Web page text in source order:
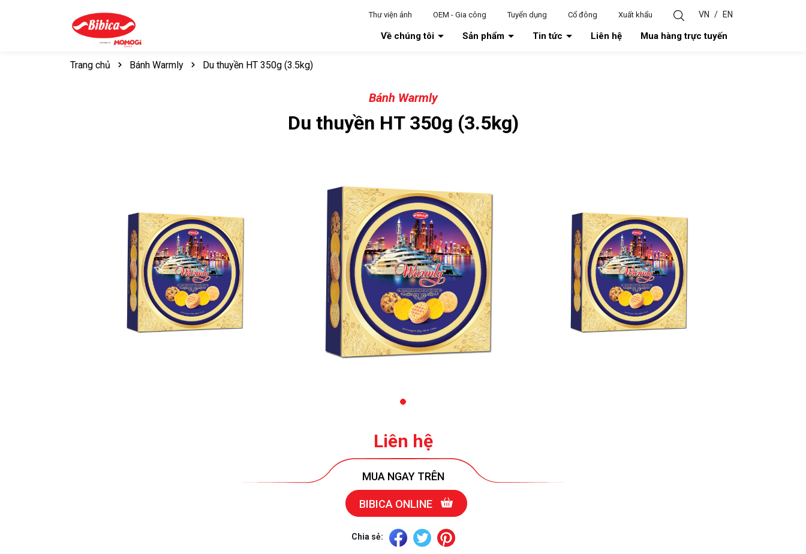
Thư viện ảnh OEM - Gia công Tuyển dụng Cổ đông Xuất khẩu VN / EN
Về chúng tôi Sản phẩm Tin tức Liên hệ Mua hàng trực tuyến
Trang chủ Bánh Warmly Du thuyền HT 350g (3.5kg)
Bánh Warmly
Du thuyền HT 350g (3.5kg)
Liên hệ
MUA NGAY TRÊN
BIBICA ONLINE
Chia sẻ: